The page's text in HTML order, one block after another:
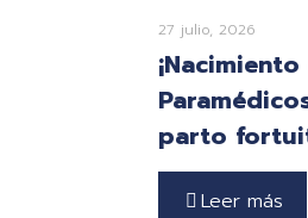
27 julio, 2026
parto
Leer más